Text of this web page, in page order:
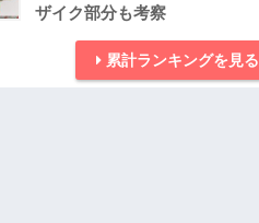
ザイク部分も考察
累計ランキングを見る